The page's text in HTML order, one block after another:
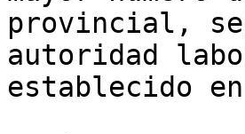
provincial,
autoridad
establecido